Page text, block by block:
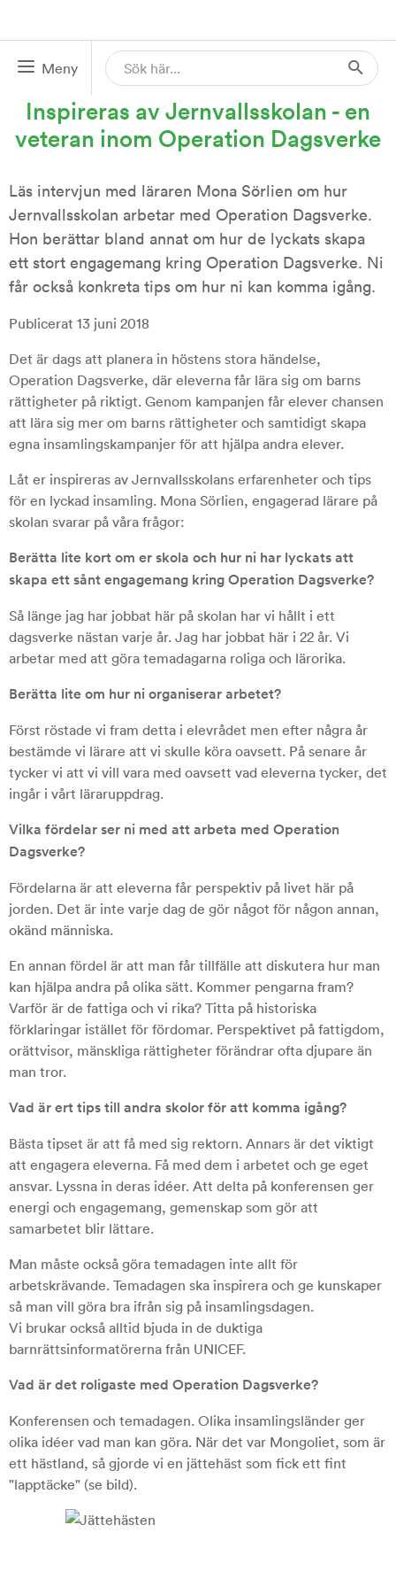
Meny 13 JUN 2018
Inspireras av Jernvallsskolan - en
veteran inom Operation Dagsverke
Läs intervjun med läraren Mona Sörlien om hur
Jernvallsskolan arbetar med Operation Dagsverke.
Hon berättar bland annat om hur de lyckats skapa
ett stort engagemang kring Operation Dagsverke. Ni
får också konkreta tips om hur ni kan komma igång.
Publicerat 13 juni 2018
Det är dags att planera in höstens stora händelse,
Operation Dagsverke, där eleverna får lära sig om barns
rättigheter på riktigt. Genom kampanjen får elever chansen
att lära sig mer om barns rättigheter och samtidigt skapa
egna insamlingskampanjer för att hjälpa andra elever.
Låt er inspireras av Jernvallsskolans erfarenheter och tips
för en lyckad insamling. Mona Sörlien, engagerad lärare på
skolan svarar på våra frågor:
Berätta lite kort om er skola och hur ni har lyckats att
skapa ett sånt engagemang kring Operation Dagsverke?
Så länge jag har jobbat här på skolan har vi hållt i ett
dagsverke nästan varje år. Jag har jobbat här i 22 år. Vi
arbetar med att göra temadagarna roliga och lärorika.
Berätta lite om hur ni organiserar arbetet?
Först röstade vi fram detta i elevrådet men efter några år
bestämde vi lärare att vi skulle köra oavsett. På senare år
tycker vi att vi vill vara med oavsett vad eleverna tycker, det
ingår i vårt läraruppdrag.
Vilka fördelar ser ni med att arbeta med Operation
Dagsverke?
Fördelarna är att eleverna får perspektiv på livet här på
jorden. Det är inte varje dag de gör något för någon annan,
okänd människa.
En annan fördel är att man får tillfälle att diskutera hur man
kan hjälpa andra på olika sätt. Kommer pengarna fram?
Varför är de fattiga och vi rika? Titta på historiska
förklaringar istället för fördomar. Perspektivet på fattigdom,
orättvisor, mänskliga rättigheter förändrar ofta djupare än
man tror.
Vad är ert tips till andra skolor för att komma igång?
Bästa tipset är att få med sig rektorn. Annars är det viktigt
att engagera eleverna. Få med dem i arbetet och ge eget
ansvar. Lyssna in deras idéer. Att delta på konferensen ger
energi och engagemang, gemenskap som gör att
samarbetet blir lättare.
Man måste också göra temadagen inte allt för
arbetskrävande. Temadagen ska inspirera och ge kunskaper
så man vill göra bra ifrån sig på insamlingsdagen.
Vi brukar också alltid bjuda in de duktiga
barnrättsinformatörerna från UNICEF.
Vad är det roligaste med Operation Dagsverke?
Konferensen och temadagen. Olika insamlingsländer ger
olika idéer vad man kan göra. När det var Mongoliet, som är
ett hästland, så gjorde vi en jättehäst som fick ett fint
"lapptäcke" (se bild).